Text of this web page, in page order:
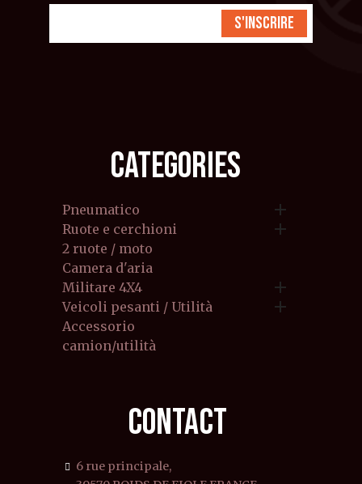
S'inscrire
CATEGORIES
Pneumatico 
Ruote e cerchioni 
2 ruote / moto
Camera d'aria
Militare 4X4

Veicoli pesanti / Utilità 
Accessorio
camion/utilità
CONTACT
6 rue principale,